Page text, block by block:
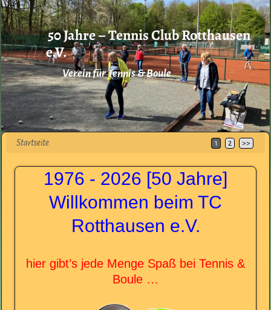
50 Jahre – Tennis Club Rotthausen
e.V.
Verein für Tennis & Boule
Startseite 1 2 >>
1976 - 2026 [50 Jahre]
Willkommen beim TC
Rotthausen e.V.
hier gibt’s jede Menge Spaß bei Tennis &
Boule …